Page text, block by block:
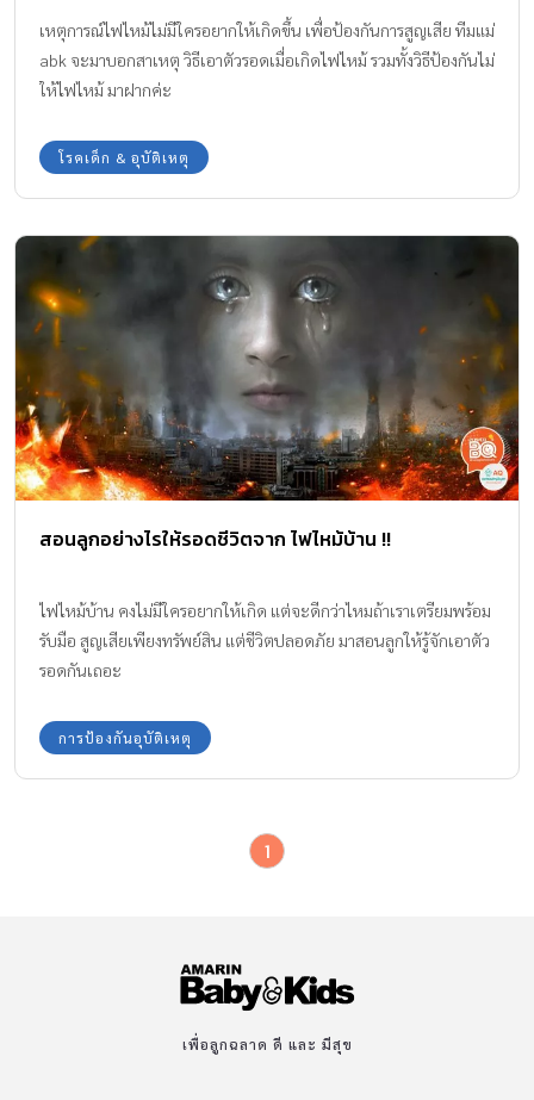
เหตุการณ์ไฟไหม้ไม่มีใครอยากให้เกิดขึ้น เพื่อป้องกันการสูญเสีย ทีมแม่
abk จะมาบอกสาเหตุ วิธีเอาตัวรอดเมื่อเกิดไฟไหม้ รวมทั้งวิธีป้องกันไม่
ให้ไฟไหม้ มาฝากค่ะ
โรคเด็ก & อุบัติเหตุ
สอนลูกอย่างไรให้รอดชีวิตจาก ไฟไหม้บ้าน !!
ไฟไหม้บ้าน คงไม่มีใครอยากให้เกิด แต่จะดีกว่าไหมถ้าเราเตรียมพร้อม
รับมือ สูญเสียเพียงทรัพย์สิน แต่ชีวิตปลอดภัย มาสอนลูกให้รู้จักเอาตัว
รอดกันเถอะ
การป้องกันอุบัติเหตุ
1
เพื่อลูกฉลาด ดี และ มีสุข